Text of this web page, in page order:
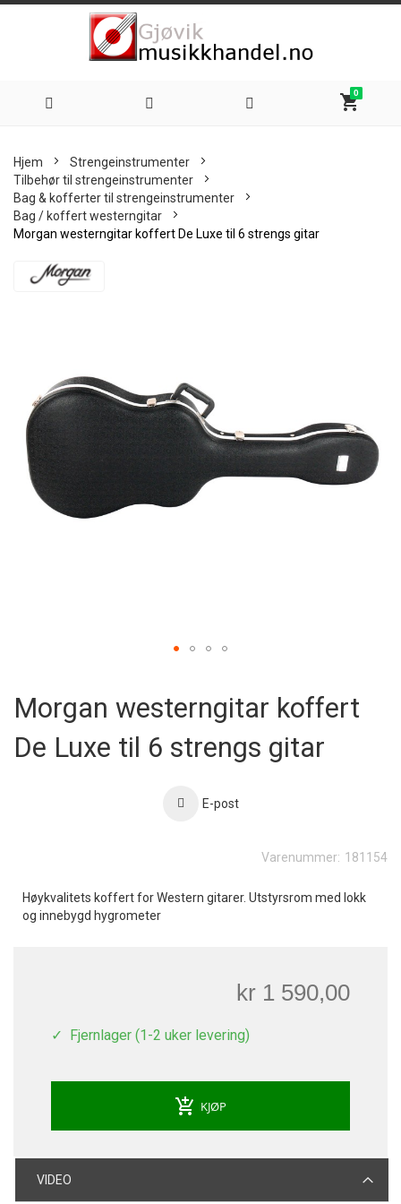
shopping_cart
0
innhold
Hjem
Strengeinstrumenter
Tilbehør til strengeinstrumenter
Bag & kofferter til strengeinstrumenter
Bag / koffert westerngitar
Morgan westerngitar koffert De Luxe til 6 strengs gitar
gallery
the
beginning
of
the
Morgan westerngitar koffert
De Luxe til 6 strengs gitar
E-post
Varenummer: 181154
Høykvalitets koffert for Western gitarer. Utstyrsrom med lokk
og innebygd hygrometer
kr 1 590,00
Fjernlager (1-2 uker levering)
add_shopping_cart KJØP
VIDEO